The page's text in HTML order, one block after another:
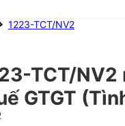
1223-TCT/NV2
TCT/
GTGT